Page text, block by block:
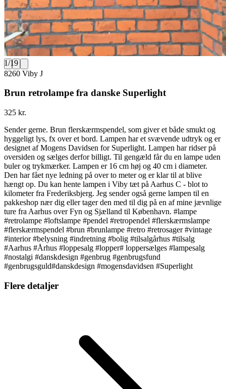
1/19
8260 Viby J
Brun retrolampe fra danske Superlight
325 kr.
Sender gerne. Brun flerskærmspendel, som giver et både smukt og
hyggeligt lys, fx over et bord. Lampen har et svævende udtryk og er
designet af Mogens Davidsen for Superlight. Lampen har ridser på
oversiden og sælges derfor billigt. Til gengæld får du en lampe uden
buler og trykmærker. Lampen er 16 cm høj og 40 cm i diameter.
Den har fået nye ledning på over to meter og er klar til at blive
hængt op. Du kan hente lampen i Viby tæt på Aarhus C - blot to
kilometer fra Frederiksbjerg. Jeg sender også gerne lampen til en
pakkeshop nær dig eller tager den med til dig på en af mine jævnlige
ture fra Aarhus over Fyn og Sjælland til København. #lampe
#retrolampe #loftslampe #pendel #retropendel #flerskærmslampe
#flerskærmspendel #brun #brunlampe #retro #retrosager #vintage
#interior #belysning #indretning #bolig #tilsalgårhus #tilsalg
#Aarhus #Århus #loppesalg #lopper# loppersælges #lampesalg
#nostalgi #danskdesign #genbrug #genbrugsfund
#genbrugsguld#danskdesign #mogensdavidsen #Superlight
Flere detaljer